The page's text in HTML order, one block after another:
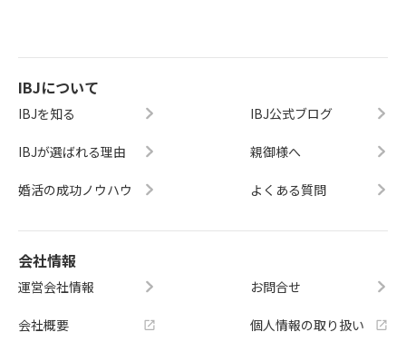
IBJについて
IBJを知る
IBJが選ばれる理由
婚活の成功ノウハウ
IBJ公式ブログ
親御様へ
よくある質問
会社情報
運営会社情報
会社概要
お問合せ
個人情報の取り扱い